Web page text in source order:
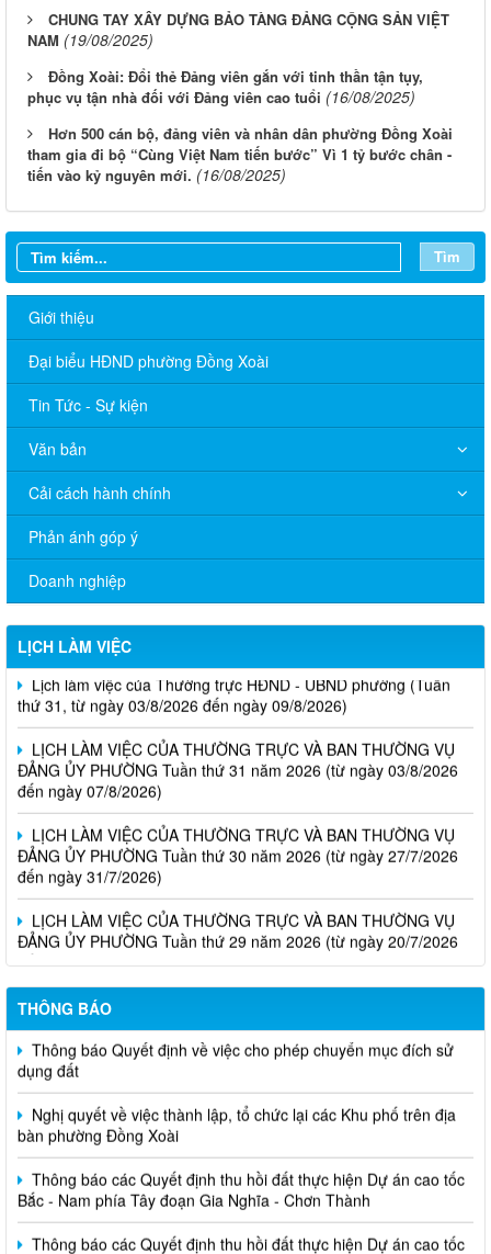
CHUNG TAY XÂY DỰNG BẢO TÀNG ĐẢNG CỘNG SẢN VIỆT
NAM (19/08/2025)
Đồng Xoài: Đổi thẻ Đảng viên gắn với tinh thần tận tụy,
phục vụ tận nhà đối với Đảng viên cao tuổi (16/08/2025)
Hơn 500 cán bộ, đảng viên và nhân dân phường Đồng Xoài
tham gia đi bộ “Cùng Việt Nam tiến bước” Vì 1 tỷ bước chân -
tiến vào kỷ nguyên mới. (16/08/2025)
Tìm
Giới thiệu
Đại biểu HĐND phường Đồng Xoài
Tin Tức - Sự kiện
Văn bản
Cải cách hành chính
Phản ánh góp ý
Doanh nghiệp
LỊCH LÀM VIỆC
Lịch làm việc của Thường trực HĐND - UBND phường (Tuần
thứ 31, từ ngày 03/8/2026 đến ngày 09/8/2026)
LỊCH LÀM VIỆC CỦA THƯỜNG TRỰC VÀ BAN THƯỜNG VỤ
ĐẢNG ỦY PHƯỜNG Tuần thứ 31 năm 2026 (từ ngày 03/8/2026
đến ngày 07/8/2026)
LỊCH LÀM VIỆC CỦA THƯỜNG TRỰC VÀ BAN THƯỜNG VỤ
ĐẢNG ỦY PHƯỜNG Tuần thứ 30 năm 2026 (từ ngày 27/7/2026
đến ngày 31/7/2026)
LỊCH LÀM VIỆC CỦA THƯỜNG TRỰC VÀ BAN THƯỜNG VỤ
ĐẢNG ỦY PHƯỜNG Tuần thứ 29 năm 2026 (từ ngày 20/7/2026
đến ngày 24/7/2026)
THÔNG BÁO
Thông báo Quyết định về việc cho phép chuyển mục đích sử
dụng đất
Nghị quyết về việc thành lập, tổ chức lại các Khu phố trên địa
bàn phường Đồng Xoài
Thông báo các Quyết định thu hồi đất thực hiện Dự án cao tốc
Bắc - Nam phía Tây đoạn Gia Nghĩa - Chơn Thành
Thông báo các Quyết định thu hồi đất thực hiện Dự án cao tốc
Bắc - Nam phía Tây đoạn Gia Nghĩa - Chơn Thành